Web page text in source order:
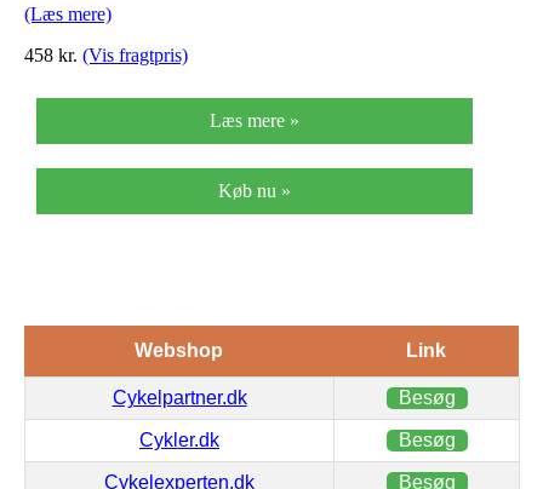
(Læs mere)
458 kr. (Vis fragtpris)
Læs mere »
Køb nu »
Webshop Link
Cykelpartner.dk Besøg
Cykler.dk Besøg
Cykelexperten.dk Besøg